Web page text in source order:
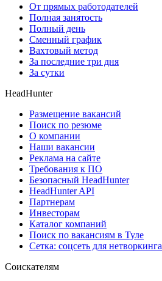
От прямых работодателей
Полная занятость
Полный день
Сменный график
Вахтовый метод
За последние три дня
За сутки
HeadHunter
Размещение вакансий
Поиск по резюме
О компании
Наши вакансии
Реклама на сайте
Требования к ПО
Безопасный HeadHunter
HeadHunter API
Партнерам
Инвесторам
Каталог компаний
Поиск по вакансиям в Туле
Сетка: соцсеть для нетворкинга
Соискателям